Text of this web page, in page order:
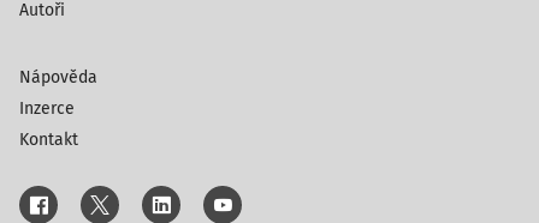
Autoři
Nápověda
Inzerce
Kontakt